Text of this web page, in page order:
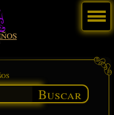
Buscar
Menú